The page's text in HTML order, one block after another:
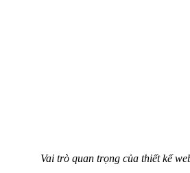
Vai trò quan trọng của thiết kế